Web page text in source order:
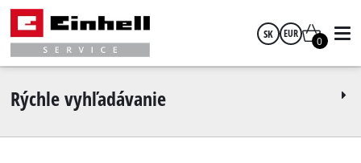
SK EUR
GBP
0
Rýchle vyhľadávanie